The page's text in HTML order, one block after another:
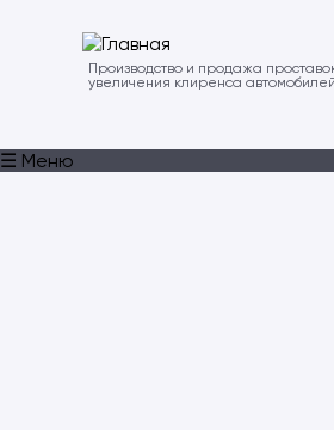
Производство и продажа
увеличения клиренса автомобилей
☰ Меню